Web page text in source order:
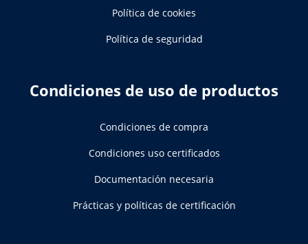
Política de cookies
Política de seguridad
Condiciones de uso de productos
Condiciones de compra
Condiciones uso certificados
Documentación necesaria
Prácticas y políticas de certificación